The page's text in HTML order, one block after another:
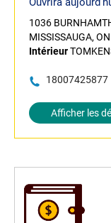
1036
MISSISSAUGA,
Intérieur
18007425877
Afficher les